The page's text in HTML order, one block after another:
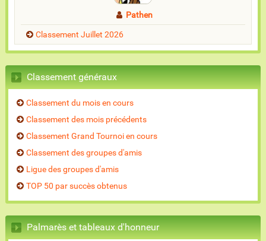
Pathen
Classement Juillet 2026
Classement généraux
Classement du mois en cours
Classement des mois précédents
Classement Grand Tournoi en cours
Classement des groupes d'amis
Ligue des groupes d'amis
TOP 50 par succès obtenus
Palmarès et tableaux d'honneur